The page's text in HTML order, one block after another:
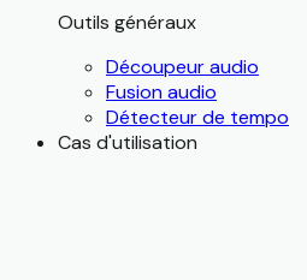
Outils généraux
Découpeur audio
Fusion audio
Détecteur de tempo
Cas d'utilisation